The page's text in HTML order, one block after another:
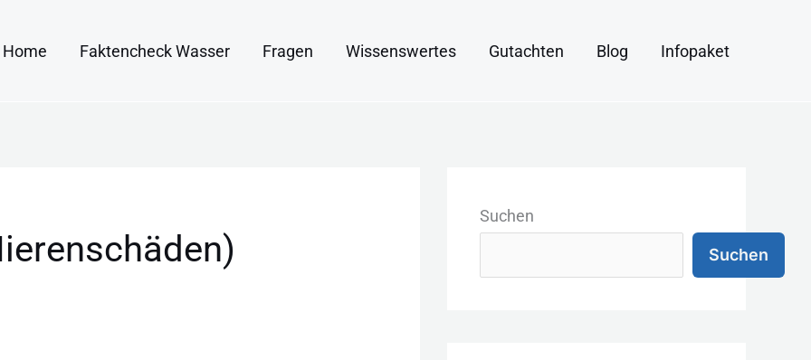
Home Faktencheck Wasser Fragen Wissenswertes Gutachten Blog Infopaket
Suchen
Suchen
a
e